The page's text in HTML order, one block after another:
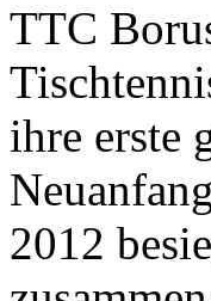
TTC
ihre erste
2012